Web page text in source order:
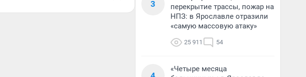
3
перекрытие трассы, пожар на
НПЗ: в Ярославле отразили
«самую массовую атаку»
25 911 54
«Четыре месяца